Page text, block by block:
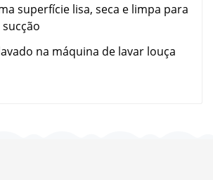
superfície lisa, seca e limpa para
na máquina de lavar louça